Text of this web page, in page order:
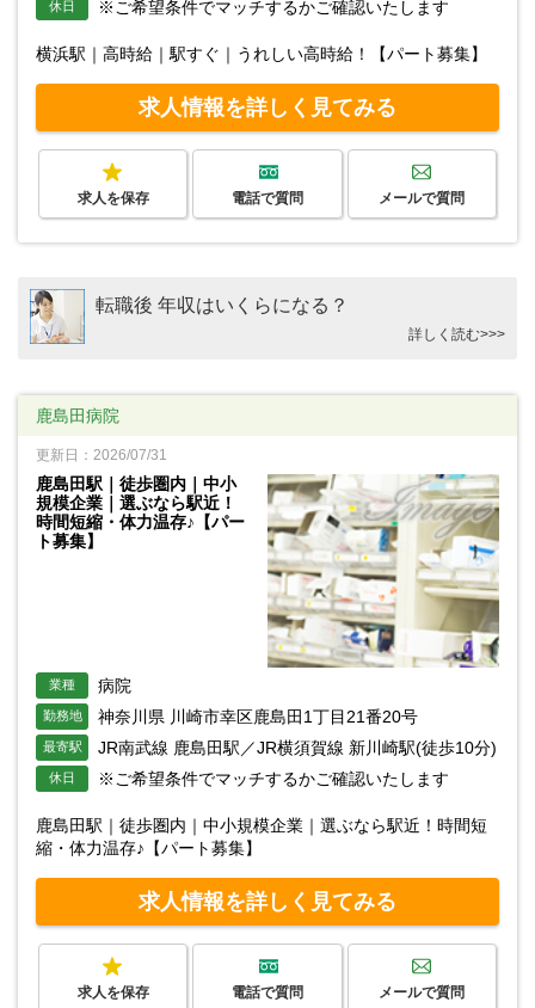
休日 ※ご希望条件でマッチするかご確認いたします
横浜駅｜高時給｜駅すぐ｜うれしい高時給！【パート募集】
求人情報を詳しく見てみる
求人を保存 電話で質問 メールで質問
転職後 年収はいくらになる？
詳しく読む>>>
鹿島田病院
更新日：2026/07/31
鹿島田駅｜徒歩圏内｜中小
規模企業｜選ぶなら駅近！
時間短縮・体力温存♪【パー
ト募集】
業種 病院
勤務地 神奈川県 川崎市幸区鹿島田1丁目21番20号
最寄駅 JR南武線 鹿島田駅／JR横須賀線 新川崎駅(徒歩10分)
休日 ※ご希望条件でマッチするかご確認いたします
鹿島田駅｜徒歩圏内｜中小規模企業｜選ぶなら駅近！時間短
縮・体力温存♪【パート募集】
求人情報を詳しく見てみる
求人を保存 電話で質問 メールで質問